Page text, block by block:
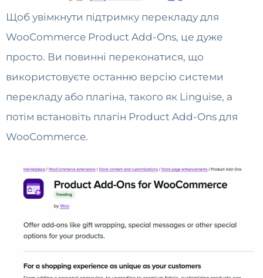
Щоб увімкнути підтримку перекладу для
WooCommerce Product Add-Ons, це дуже
просто. Ви повинні переконатися, що
використовуєте останню версію системи
перекладу або плагіна, такого як Linguise, а
потім встановіть плагін Product Add-Ons для
WooCommerce.